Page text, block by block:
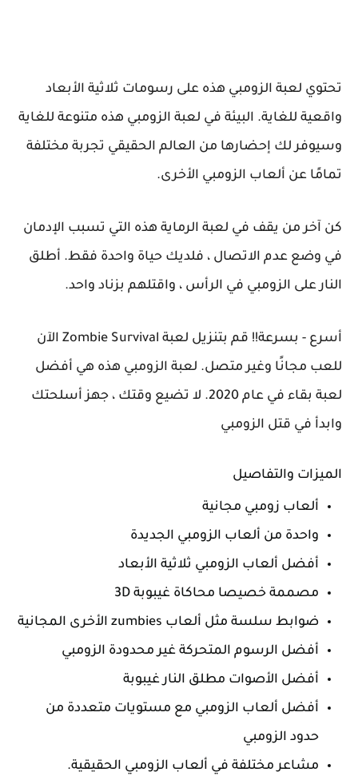
تحتوي لعبة الزومبي هذه على رسومات ثلاثية الأبعاد
واقعية للغاية. البيئة في لعبة الزومبي هذه متنوعة للغاية
وسيوفر لك إحضارها من العالم الحقيقي تجربة مختلفة
تمامًا عن ألعاب الزومبي الأخرى.
كن آخر من يقف في لعبة الرماية هذه التي تسبب الإدمان
في وضع عدم الاتصال ، فلديك حياة واحدة فقط. أطلق
النار على الزومبي في الرأس ، واقتلهم بزناد واحد.
أسرع - بسرعة!! قم بتنزيل لعبة Zombie Survival الآن
للعب مجانًا وغير متصل. لعبة الزومبي هذه هي أفضل
لعبة بقاء في عام 2020. لا تضيع وقتك ، جهز أسلحتك
وابدأ في قتل الزومبي
الميزات والتفاصيل
ألعاب زومبي مجانية
واحدة من ألعاب الزومبي الجديدة
أفضل ألعاب الزومبي ثلاثية الأبعاد
مصممة خصيصا محاكاة غيبوبة 3D
ضوابط سلسة مثل ألعاب zumbies الأخرى المجانية
أفضل الرسوم المتحركة غير محدودة الزومبي
أفضل الأصوات مطلق النار غيبوبة
أفضل ألعاب الزومبي مع مستويات متعددة من
حدود الزومبي
مشاعر مختلفة في ألعاب الزومبي الحقيقية.